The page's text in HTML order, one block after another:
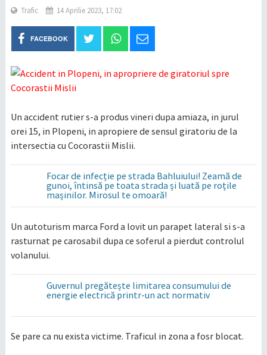
Trafic 14 Aprilie 2023, 17:02
FACEBOOK
Un accident rutier s-a produs vineri dupa amiaza, in jurul
orei 15, in Plopeni, in apropiere de sensul giratoriu de la
intersectia cu Cocorastii Mislii.
Focar de infecție pe strada Bahluiului! Zeamă de
gunoi, întinsă pe toata strada și luată pe roțile
mașinilor. Mirosul te omoară!
Un autoturism marca Ford a lovit un parapet lateral si s-a
rasturnat pe carosabil dupa ce soferul a pierdut controlul
volanului.
Guvernul pregătește limitarea consumului de
energie electrică printr-un act normativ
Se pare ca nu exista victime. Traficul in zona a fosr blocat.